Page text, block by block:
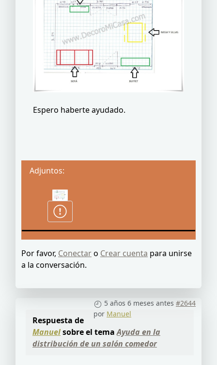
Espero haberte ayudado.
Adjuntos:
Por favor, Conectaro Crear cuenta para unirse
a la conversación.
5 años 6 meses antes #2644
por Manuel
Respuesta de
Manuelsobre el temaAyuda en la
distribución de un salón comedor